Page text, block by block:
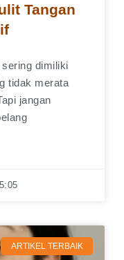
Tangan
dimiliki
tidak merata
jangan
ARTIKEL TERBAIK